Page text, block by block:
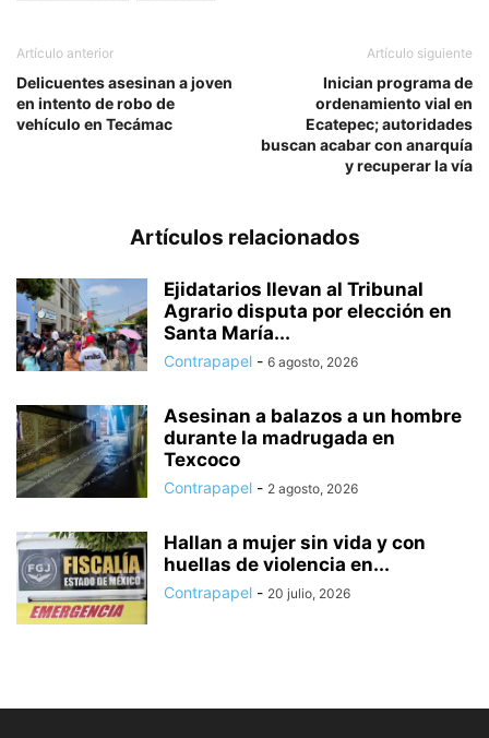
Artículo anterior
Delicuentes asesinan a joven
en intento de robo de
vehículo en Tecámac
Artículo siguiente
Inician programa de
ordenamiento vial en
Ecatepec; autoridades
buscan acabar con anarquía
y recuperar la vía
Artículos relacionados
Ejidatarios llevan al Tribunal
Agrario disputa por elección en
Santa María...
Contrapapel - 6 agosto, 2026
Asesinan a balazos a un hombre
durante la madrugada en
Texcoco
Contrapapel - 2 agosto, 2026
Hallan a mujer sin vida y con
huellas de violencia en...
Contrapapel - 20 julio, 2026